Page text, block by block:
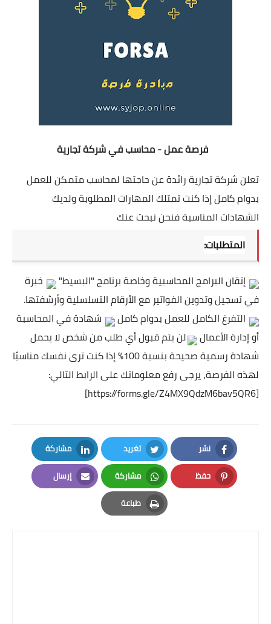
فرصة عمل - محاسب في شركة تجارية
تعلن شركة تجارية رائدة عن حاجتها لمحاسب متمكن للعمل
بدوام كامل إذا كنت تمتلك المهارات المطلوبة ولديك
الشهادات المناسبة فنحن نبحث عنك
المتطلبات:
إتقان البرامج المحاسبية وخاصة برنامج "البسيط"
خبرة
في تسجيل وتدوين الفواتير مع الأرقام التسلسلية وأرشفتها.
التفرغ الكامل للعمل بدوام كامل
شهادة في المحاسبة
أو إدارة الأعمال
لن يتم قبول أي طلب من شخص لا يحمل
شهادة رسمية صحيحة بنسبة 100% إذا كنت ترى نفسك مناسبًا
لهذه الفرصة، يرجى رفع معلوماتك على الرابط التالي:
[
https://forms.gle/Z4MX9QdzM6bav5QR6
]
نشر
Facebook
تغريد
Twitter
مشاركة
LinkedIn
حفظ
Pinterest
مشاركة
Whatsapp
إرسال
Email
طباعة
Print